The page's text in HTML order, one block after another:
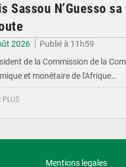
Sassou N’Guesso
2026
Publié à 11h59
de la Commission de la
et monétaire de l'Afrique…
PLUS
Mentions legales